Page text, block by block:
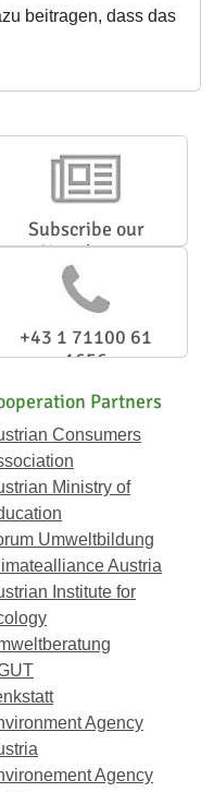
beitragen, dass das
Subscribe our
Newsletter
+43 1 71100 61
1656
Partners
Consumers
Ministry of
Umweltbildung
Austria
Institute for
Agency
Agency